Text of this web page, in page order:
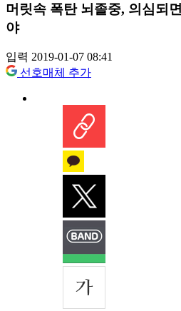
머릿속 폭탄 뇌졸중, 의심되
야
입력 2019-01-07 08:41
선호매체 추가